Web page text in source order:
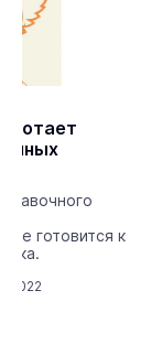
готовится к